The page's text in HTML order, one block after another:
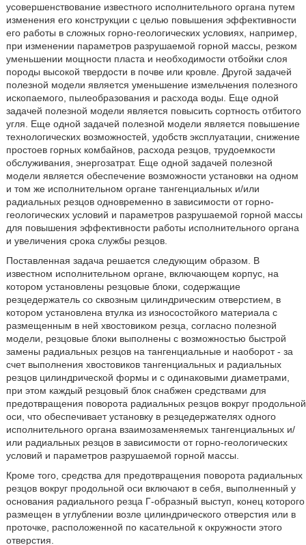
усовершенствование известного исполнительного органа путем
изменения его конструкции с целью повышения эффективности
его работы в сложных горно-геологических условиях, например,
при изменении параметров разрушаемой горной массы, резком
уменьшении мощности пласта и необходимости отбойки слоя
породы высокой твердости в почве или кровле. Другой задачей
полезной модели является уменьшение измельчения полезного
ископаемого, пылеобразования и расхода воды. Еще одной
задачей полезной модели является повысить сортность отбитого
угля. Еще одной задачей полезной модели является повышение
технологических возможностей, удобств эксплуатации, снижение
простоев горных комбайнов, расхода резцов, трудоемкости
обслуживания, энергозатрат. Еще одной задачей полезной
модели является обеспечение возможности установки на одном
и том же исполнительном органе тангенциальных и/или
радиальных резцов одновременно в зависимости от горно-
геологических условий и параметров разрушаемой горной массы
для повышения эффективности работы исполнительного органа
и увеличения срока службы резцов.
Поставленная задача решается следующим образом. В
известном исполнительном органе, включающем корпус, на
котором установлены резцовые блоки, содержащие
резцедержатель со сквозным цилиндрическим отверстием, в
котором установлена втулка из износостойкого материала с
размещенным в ней хвостовиком резца, согласно полезной
модели, резцовые блоки выполнены с возможностью быстрой
замены радиальных резцов на тангенциальные и наоборот - за
счет выполнения хвостовиков тангенциальных и радиальных
резцов цилиндрической формы и с одинаковыми диаметрами,
при этом каждый резцовый блок снабжен средствами для
предотвращения поворота радиальных резцов вокруг продольной
оси, что обеспечивает установку в резцедержателях одного
исполнительного органа взаимозаменяемых тангенциальных и/
или радиальных резцов в зависимости от горно-геологических
условий и параметров разрушаемой горной массы.
Кроме того, средства для предотвращения поворота радиальных
резцов вокруг продольной оси включают в себя, выполненный у
основания радиального резца Г-образный выступ, конец которого
размещен в углублении возле цилиндрического отверстия или в
проточке, расположенной по касательной к окружности этого
отверстия.